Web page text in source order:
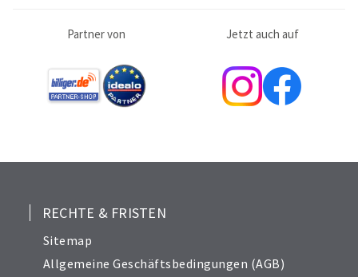
Partner von Jetzt auch auf
RECHTE & FRISTEN
Sitemap
Allgemeine Geschäftsbedingungen (AGB)